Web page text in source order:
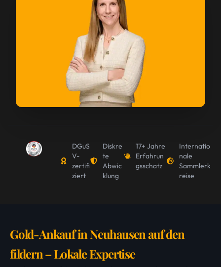
DGuS
V-
zertifi
ziert
Diskre
te
Abwic
klung
17+ Jahre
Erfahrun
gsschatz
Internatio
nale
Sammlerk
reise
Gold-Ankauf in Neuhausen auf den
fildern – Lokale Expertise